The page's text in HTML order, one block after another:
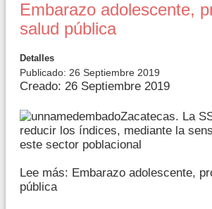
Embarazo adolescente,
salud pública
Detalles
Publicado: 26 Septiembre 2019
Creado: 26 Septiembre 2019
Zacatecas. La
reducir los índices, mediante la
este sector poblacional
Lee más: Embarazo adolescente,
pública